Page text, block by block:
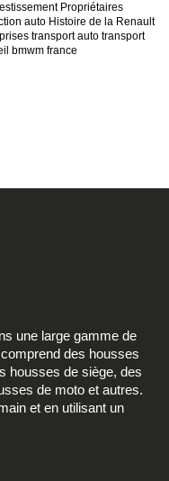
Propriétaires
auto Histoire de la Renault
transport auto transport
bmwm france
une large gamme de
des housses
housses de siège, des
de moto et autres.
et en utilisant un